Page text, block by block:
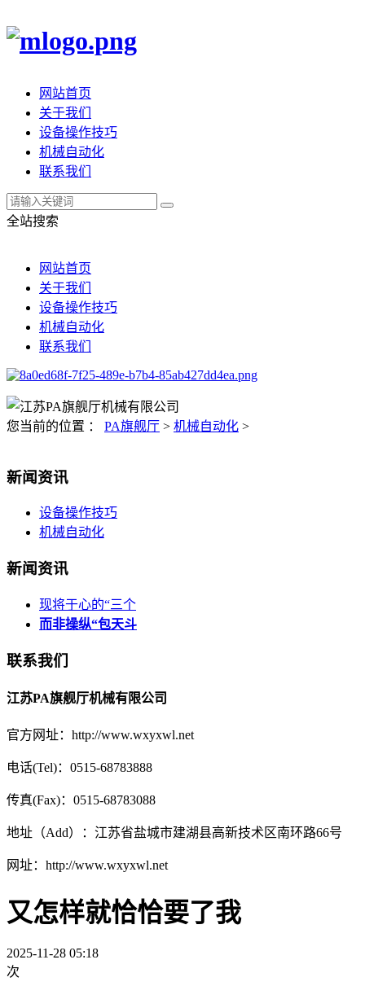
网站首页
关于我们
设备操作技巧
机械自动化
联系我们
全站搜索
网站首页
关于我们
设备操作技巧
机械自动化
联系我们
您当前的位置 ： PA旗舰厅 > 机械自动化 >
新闻资讯
设备操作技巧
机械自动化
新闻资讯
现将于心的“三个
而非操纵“包天斗
联系我们
江苏PA旗舰厅机械有限公司
官方网址：http://www.wxyxwl.net
电话(Tel)：0515-68783888
传真(Fax)：0515-68783088
地址（Add）：江苏省盐城市建湖县高新技术区南环路66号
网址：http://www.wxyxwl.net
又怎样就恰恰要了我
2025-11-28 05:18
次